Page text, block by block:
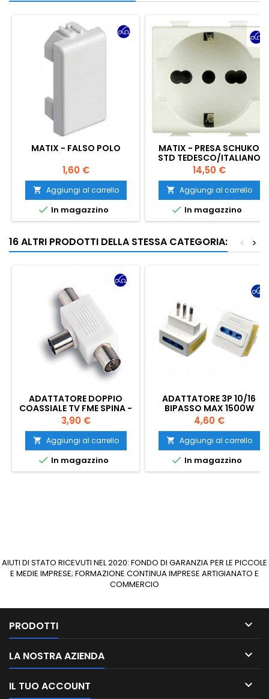
MATIX - FALSO POLO
Prezzo
1,60 €
 Aggiungi al carrello
 In magazzino
MATIX - PRESA SCHUKO
STD TEDESCO/ITALIANO
Prezzo
14,50 €
 Aggiungi al carrello
 In magazzino
16 ALTRI PRODOTTI DELLA STESSA CATEGORIA: >
<
ADATTATORE DOPPIO
COASSIALE TV FME SPINA -
PRESE 2 MM 9,5 OHM 75
Prezzo
3,90 €
 Aggiungi al carrello
 In magazzino
ADATTATORE 3P 10/16
BIPASSO MAX 1500W
Prezzo
4,60 €
 Aggiungi al carrello
 In magazzino
AIUTI DI STATO RICEVUTI NEL 2020: FONDO DI GARANZIA PER LE PICCOLE
E MEDIE IMPRESE; FORMAZIONE CONTINUA IMPRESE ARTIGIANATO E
COMMERCIO
PRODOTTI 
LA NOSTRA AZIENDA 
IL TUO ACCOUNT 